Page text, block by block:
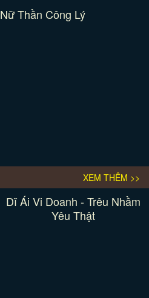
Nữ Thần Công Lý
XEM THÊM >>
Dĩ Ái Vi Doanh - Trêu Nhầm
Yêu Thật